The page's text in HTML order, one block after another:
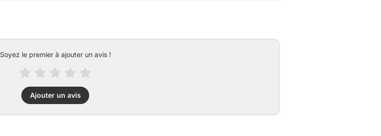
Soyez le premier à ajouter un avis !
Ajouter un avis